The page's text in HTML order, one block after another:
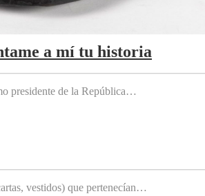
a mí tu historia
presidente de la República…
vestidos) que pertenecían…